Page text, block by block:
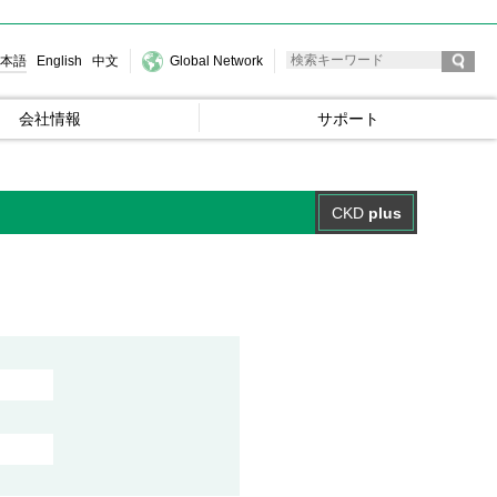
語 English 中文 Global Network
会社情報 サポート
CKD plus